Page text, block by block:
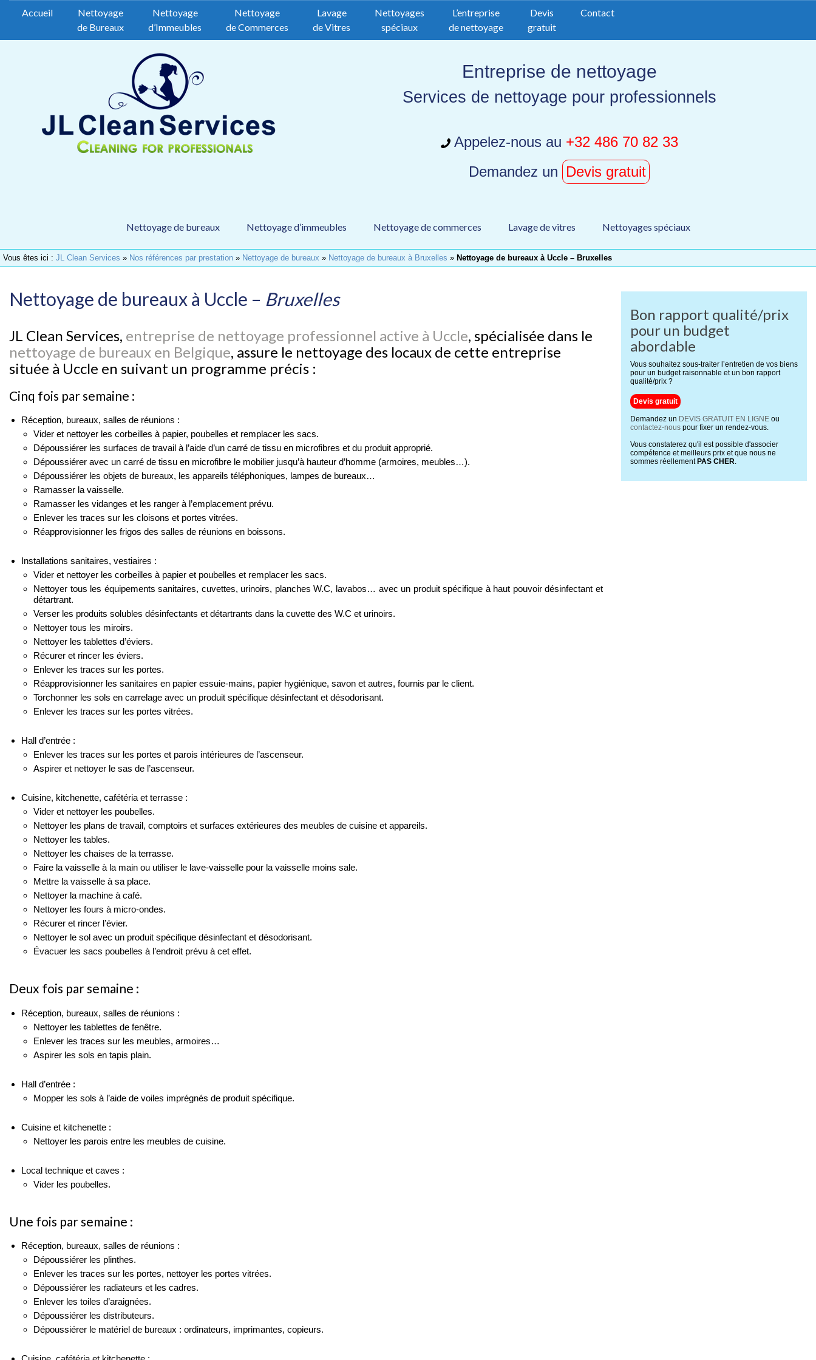
Accueil
Nettoyage
de Bureaux
Nettoyage
d’Immeubles
Nettoyage
de Commerces
Lavage
de Vitres
Nettoyages
spéciaux
L’entreprise
de nettoyage
Devis
gratuit
Contact
Entreprise de nettoyage
Services de nettoyage pour professionnels
Appelez-nous au +32 486 70 82 33
Demandez un Devis gratuit
Nettoyage de bureaux Nettoyage d’immeubles Nettoyage de commerces Lavage de vitres Nettoyages spéciaux
Vous êtes ici : JL Clean Services » Nos références par prestation » Nettoyage de bureaux » Nettoyage de bureaux à Bruxelles » Nettoyage de bureaux à Uccle – Bruxelles
Nettoyage de bureaux à Uccle – Bruxelles
JL Clean Services, entreprise de nettoyage professionnel active à Uccle, spécialisée dans le
nettoyage de bureaux en Belgique, assure le nettoyage des locaux de cette entreprise
située à Uccle en suivant un programme précis :
Cinq fois par semaine :
Réception, bureaux, salles de réunions :
Vider et nettoyer les corbeilles à papier, poubelles et remplacer les sacs.
Dépoussiérer les surfaces de travail à l’aide d’un carré de tissu en microfibres et du produit approprié.
Dépoussiérer avec un carré de tissu en microfibre le mobilier jusqu’à hauteur d’homme (armoires, meubles…).
Dépoussiérer les objets de bureaux, les appareils téléphoniques, lampes de bureaux…
Ramasser la vaisselle.
Ramasser les vidanges et les ranger à l’emplacement prévu.
Enlever les traces sur les cloisons et portes vitrées.
Réapprovisionner les frigos des salles de réunions en boissons.
Installations sanitaires, vestiaires :
Vider et nettoyer les corbeilles à papier et poubelles et remplacer les sacs.
Nettoyer tous les équipements sanitaires, cuvettes, urinoirs, planches W.C, lavabos… avec un produit spécifique à haut pouvoir désinfectant et
détartrant.
Verser les produits solubles désinfectants et détartrants dans la cuvette des W.C et urinoirs.
Nettoyer tous les miroirs.
Nettoyer les tablettes d’éviers.
Récurer et rincer les éviers.
Enlever les traces sur les portes.
Réapprovisionner les sanitaires en papier essuie-mains, papier hygiénique, savon et autres, fournis par le client.
Torchonner les sols en carrelage avec un produit spécifique désinfectant et désodorisant.
Enlever les traces sur les portes vitrées.
Hall d’entrée :
Enlever les traces sur les portes et parois intérieures de l’ascenseur.
Aspirer et nettoyer le sas de l’ascenseur.
Cuisine, kitchenette, cafétéria et terrasse :
Vider et nettoyer les poubelles.
Nettoyer les plans de travail, comptoirs et surfaces extérieures des meubles de cuisine et appareils.
Nettoyer les tables.
Nettoyer les chaises de la terrasse.
Faire la vaisselle à la main ou utiliser le lave-vaisselle pour la vaisselle moins sale.
Mettre la vaisselle à sa place.
Nettoyer la machine à café.
Nettoyer les fours à micro-ondes.
Récurer et rincer l’évier.
Nettoyer le sol avec un produit spécifique désinfectant et désodorisant.
Évacuer les sacs poubelles à l’endroit prévu à cet effet.
Deux fois par semaine :
Réception, bureaux, salles de réunions :
Nettoyer les tablettes de fenêtre.
Enlever les traces sur les meubles, armoires…
Aspirer les sols en tapis plain.
Hall d’entrée :
Mopper les sols à l’aide de voiles imprégnés de produit spécifique.
Cuisine et kitchenette :
Nettoyer les parois entre les meubles de cuisine.
Local technique et caves :
Vider les poubelles.
Une fois par semaine :
Réception, bureaux, salles de réunions :
Dépoussiérer les plinthes.
Enlever les traces sur les portes, nettoyer les portes vitrées.
Dépoussiérer les radiateurs et les cadres.
Enlever les toiles d’araignées.
Dépoussiérer les distributeurs.
Dépoussiérer le matériel de bureaux : ordinateurs, imprimantes, copieurs.
Bon rapport qualité/prix
pour un budget
abordable
Vous souhaitez sous-traiter l’entretien de vos biens
pour un budget raisonnable et un bon rapport
qualité/prix ?
Devis gratuit
Demandez un DEVIS GRATUIT EN LIGNE ou
contactez-nous pour fixer un rendez-vous.
Vous constaterez qu'il est possible d'associer
compétence et meilleurs prix et que nous ne
sommes réellement PAS CHER.